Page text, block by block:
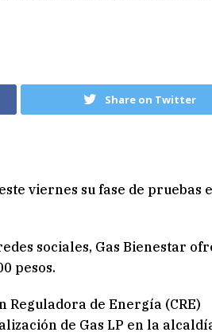
Share on Twitter
viernes su fase de pruebas
sociales, Gas Bienestar
pesos.
Reguladora de Energía (CRE)
de Gas LP en la